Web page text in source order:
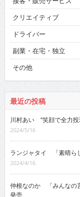
クリエイティブ
ドライバー
副業・在宅・独立
その他
最近の投稿
川村あい “笑顔で全力投
2024/5/16
ランジャタイ 「素晴ら
2024/4/16
仲根なのか 「みんなの
発売